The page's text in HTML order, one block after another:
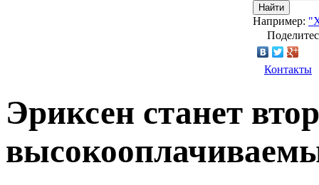
Найти
Например:
Контакты
Эриксен станет